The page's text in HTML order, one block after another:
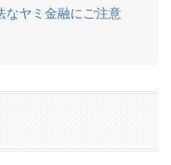
なヤミ金融にご注意